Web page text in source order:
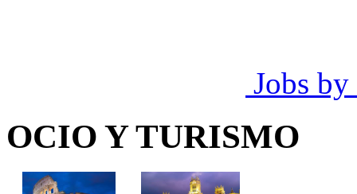
Jobs by
OCIO Y TURISMO